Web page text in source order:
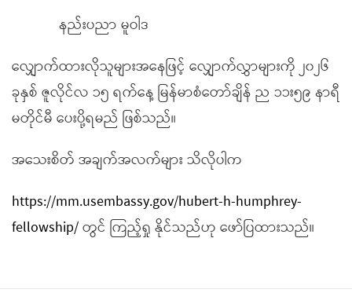
နည်းပညာ မူဝါဒ
လျှောက်ထားလိုသူများအနေဖြင့် လျှောက်လွှာများကို ၂၀၂၆
ခုနှစ် ဇူလိုင်လ ၁၅ ရက်နေ့ မြန်မာစံတော်ချိန် ည ၁၁း၅၉ နာရီ
မတိုင်မီ ပေးပို့ရမည် ဖြစ်သည်။
အသေးစိတ် အချက်အလက်များ သိလိုပါက
https://mm.usembassy.gov/hubert-h-humphrey-
fellowship/တွင် ကြည့်ရှု နိုင်သည်ဟု ဖော်ပြထားသည်။